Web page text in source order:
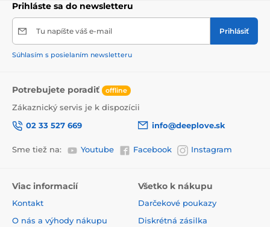
Prihláste sa do newsletteru
Tu napíšte váš e-mail Prihlásiť
Súhlasím s posielaním newsletteru
Potrebujete poradiť offline
Zákaznický servis je k dispozícii
02 33 527 669
info@deeplove.sk
Sme tiež na: Youtube Facebook Instagram
Viac informacií
Kontakt
O nás a výhody nákupu
Všetko k nákupu
Darčekové poukazy
Diskrétná zásilka